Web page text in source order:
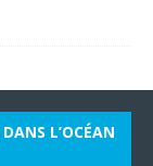
L’OCÉAN